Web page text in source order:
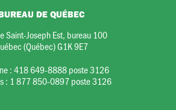
DE QUÉBEC
Saint-Joseph Est, bureau 100
(Québec) G1K 9E7
:418 649-8888 poste 3126
: 1 877 850-0897 poste 3126